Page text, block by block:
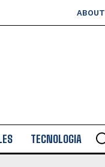
ABOUT
TECNOLOGIA